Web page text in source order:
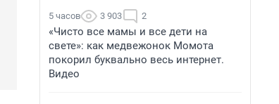
5 часов 3 903 2
«Чисто все мамы и все дети на
свете»: как медвежонок Момота
покорил буквально весь интернет.
Видео